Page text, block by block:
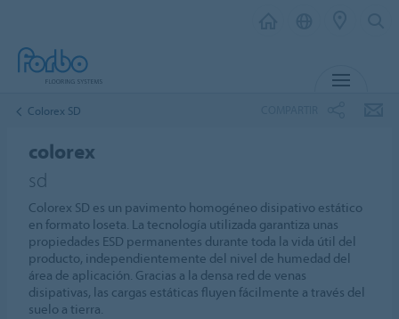
Colorex SD
colorex
sd
Colorex SD es un pavimento homogéneo disipativo estático
en formato loseta. La tecnología utilizada garantiza unas
propiedades ESD permanentes durante toda la vida útil del
producto, independientemente del nivel de humedad del
área de aplicación. Gracias a la densa red de venas
disipativas, las cargas estáticas fluyen fácilmente a través del
suelo a tierra.